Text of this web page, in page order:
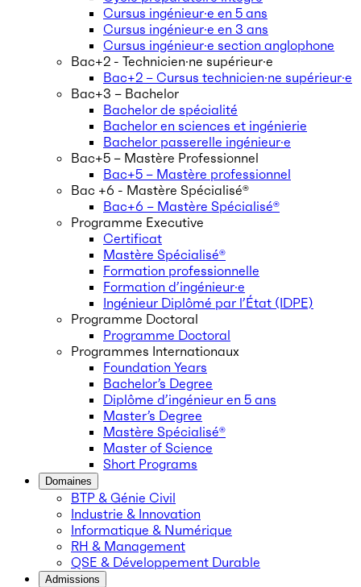
Cursus ingénieur·e en 5 ans
Cursus ingénieur·e en 3 ans
Cursus ingénieur·e section anglophone
Bac+2 - Technicien·ne supérieur·e
Bac+2 – Cursus technicien·ne supérieur·e
Bac+3 – Bachelor
Bachelor de spécialité
Bachelor en sciences et ingénierie
Bachelor passerelle ingénieur·e
Bac+5 – Mastère Professionnel
Bac+5 – Mastère professionnel
Bac +6 - Mastère Spécialisé®
Bac+6 – Mastère Spécialisé®
Programme Executive
Certificat
Mastère Spécialisé®
Formation professionnelle
Formation d’ingénieur·e
Ingénieur Diplômé par l’État (IDPE)
Programme Doctoral
Programme Doctoral
Programmes Internationaux
Foundation Years
Bachelor’s Degree
Diplôme d’ingénieur en 5 ans
Master’s Degree
Mastère Spécialisé®
Master of Science
Short Programs
Domaines
BTP & Génie Civil
Industrie & Innovation
Informatique & Numérique
RH & Management
QSE & Développement Durable
Admissions